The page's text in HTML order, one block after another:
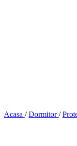
Acasa / Dormitor/